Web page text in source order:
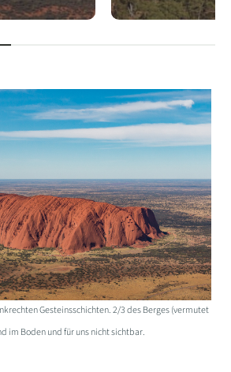
Gesteinsschichten. 2/3 des Berges (vermutet
im Boden und für uns nicht sichtbar.